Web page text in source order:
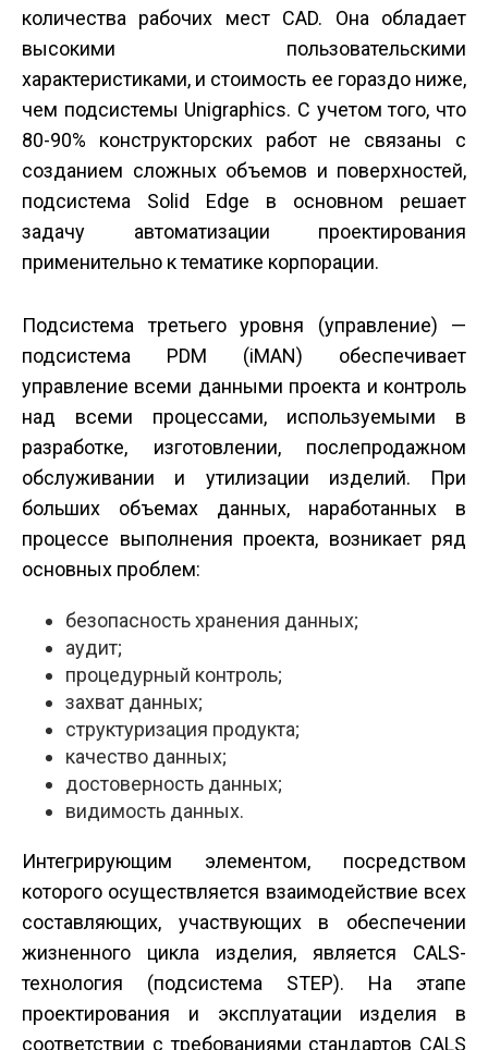
количества рабочих мест CAD. Она обладает
высокими пользовательскими
характеристиками, и стоимость ее гораздо ниже,
чем подсистемы Unigraphics. С учетом того, что
80-90% конструкторских работ не связаны с
созданием сложных объемов и поверхностей,
подсистема Solid Edge в основном решает
задачу автоматизации проектирования
применительно к тематике корпорации.
Подсистема третьего уровня (управление) —
подсистема PDM (iMAN) обеспечивает
управление всеми данными проекта и контроль
над всеми процессами, используемыми в
разработке, изготовлении, послепродажном
обслуживании и утилизации изделий. При
больших объемах данных, наработанных в
процессе выполнения проекта, возникает ряд
основных проблем:
безопасность хранения данных;
аудит;
процедурный контроль;
захват данных;
структуризация продукта;
качество данных;
достоверность данных;
видимость данных.
Интегрирующим элементом, посредством
которого осуществляется взаимодействие всех
составляющих, участвующих в обеспечении
жизненного цикла изделия, является CALS-
технология (подсистема STEP). На этапе
проектирования и эксплуатации изделия в
соответствии с требованиями стандартов CALS